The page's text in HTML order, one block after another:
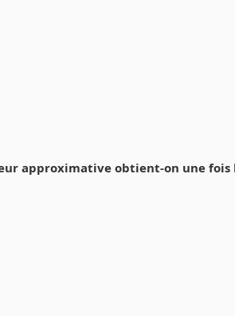
approximative obtient-on une fois